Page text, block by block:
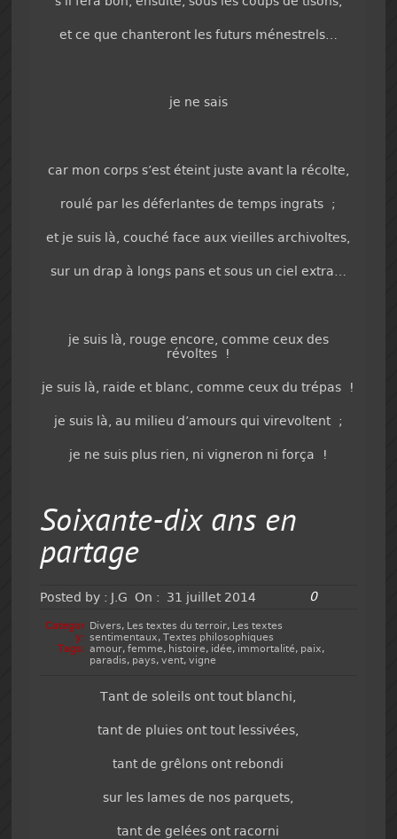
et ce que chanteront les futurs ménestrels…
je ne sais
car mon corps s’est éteint juste avant la récolte,
roulé par les déferlantes de temps ingrats ;
et je suis là, couché face aux vieilles archivoltes,
sur un drap à longs pans et sous un ciel extra…
je suis là, rouge encore, comme ceux des
révoltes !
je suis là, raide et blanc, comme ceux du trépas !
je suis là, au milieu d’amours qui virevoltent ;
je ne suis plus rien, ni vigneron ni força !
Soixante-dix ans en
partage
Posted by : J.G On : 31 juillet 2014 0
Categor
y:
Divers, Les textes du terroir, Les textes
sentimentaux,Textes philosophiques
Tags: amour,femme, histoire, idée, immortalité, paix,
paradis, pays,vent,vigne
Tant de soleils ont tout blanchi,
tant de pluies ont tout lessivées,
tant de grêlons ont rebondi
sur les lames de nos parquets,
tant de gelées ont racorni